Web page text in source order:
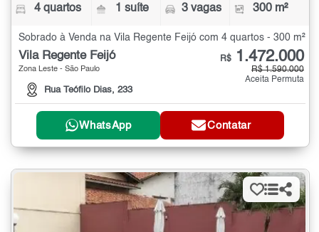
4 quartos 1 suíte 3 vagas 300 m²
Sobrado à Venda na Vila Regente Feijó com 4 quartos - 300 m²
Vila Regente Feijó
Zona Leste - São Paulo
Rua Teófilo Dias, 233
R$ 1.472.000
R$ 1.590.000
Aceita Permuta
WhatsApp Contatar